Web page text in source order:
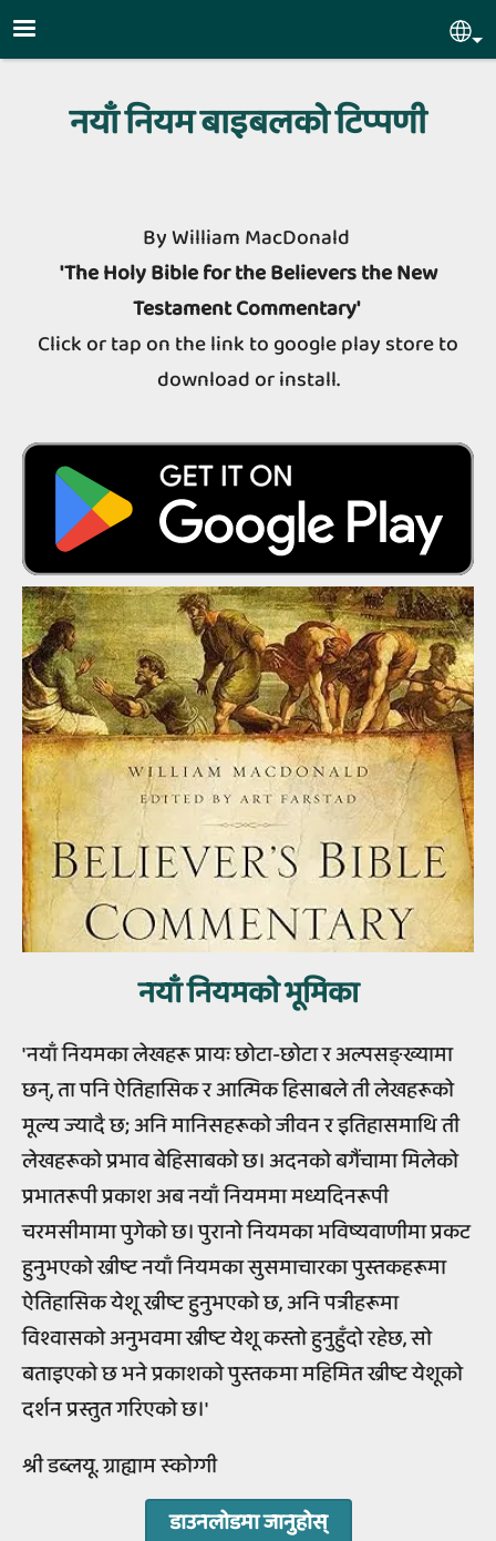
Skip to main content
नयाँ नियम बाइबलको टिप्‍पणी
By William MacDonald
'The Holy Bible for the Believers the New
Testament Commentary'
Click or tap on the link to google play store to
download or install.
नयाँ नियमको भूमिका
'नयाँ नियमका लेखहरू प्रायः छोटा-छोटा र अल्पसङ्ख्यामा
छन्, ता पनि ऐतिहासिक र आत्मिक हिसाबले ती लेखहरूको
मूल्य ज्यादै छ; अनि मानिसहरूको जीवन र इतिहासमाथि ती
लेखहरूको प्रभाव बेहिसाबको छ। अदनको बगैंचामा मिलेको
प्रभातरूपी प्रकाश अब नयाँ नियममा मध्यदिनरूपी
चरमसीमामा पुगेको छ। पुरानो नियमका भविष्यवाणीमा प्रकट
हुनुभएको ख्रीष्ट नयाँ नियमका सुसमाचारका पुस्तकहरूमा
ऐतिहासिक येशू ख्रीष्ट हुनुभएको छ, अनि पत्रीहरूमा
विश्वासको अनुभवमा ख्रीष्ट येशू कस्तो हुनुहुँदो रहेछ, सो
बताइएको छ भने प्रकाशको पुस्तकमा महिमित ख्रीष्ट येशूको
दर्शन प्रस्तुत गरिएको छ।'
श्री डब्लयू. ग्राह्याम स्कोग्गी
डाउनलोडमा जानुहोस्